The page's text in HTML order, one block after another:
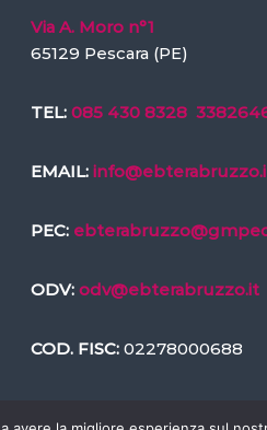
Via A. Moro n°1
65129 Pescara (PE)
TEL: 085 430 8328
EMAIL:
PEC:
ODV: odv@ebterabruzzo.it
COD. FISC: 02278000688